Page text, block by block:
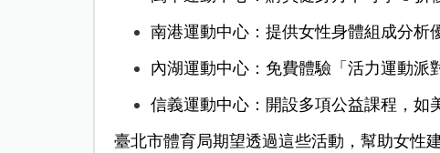
南港運動中心：提供女性身體組成分析
內湖運動中心：免費體驗「活力運動派
信義運動中心：開設多項公益課程，如
臺北市體育局期望透過這些活動，幫助女性